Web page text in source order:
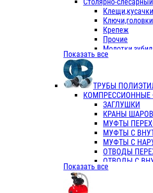
Клещи,кусачки
Ключи,головки
Крепеж
Прочие
Отвертки
Хоз. инвентарь
ЭЛ. ИНСТРУМЕНТ
Показать все
ТРУБЫ
КОМПРЕССИОННЫЕ
ЗАГЛУШКИ
КРАНЫ
МУФТЫ
МУФТЫ С
МУФТЫ С
ОТВОДЫ
ОТВОДЫ С
ОТВОДЫ С
Показать все